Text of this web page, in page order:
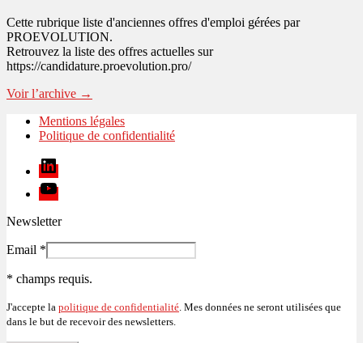
Cette rubrique liste d'anciennes offres d'emploi gérées par
PROEVOLUTION.
Retrouvez la liste des offres actuelles sur
https://candidature.proevolution.pro/
Voir l’archive →
Mentions légales
Politique de confidentialité
Linkedin
Youtube
Newsletter
Email *
* champs requis.
J'accepte la politique de confidentialité. Mes données ne seront utilisées que
dans le but de recevoir des newsletters.